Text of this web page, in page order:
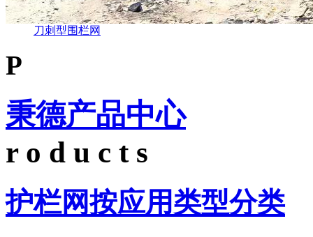
刀刺型围栏网
P
秉德产品中心
r o d u c t s
护栏网按应用类型分类